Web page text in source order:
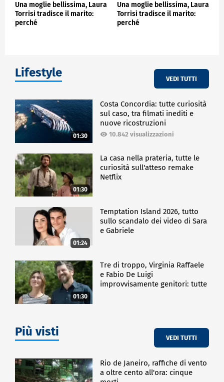
Una moglie bellissima, Laura
Torrisi tradisce il marito:
perché
Una moglie bellissima, Laura
Torrisi tradisce il marito:
perché
Lifestyle VEDI TUTTI
01:30
Costa Concordia: tutte curiosità
sul caso, tra filmati inediti e
nuove ricostruzioni
10.842 visualizzazioni
01:30
La casa nella prateria, tutte le
curiosità sull'atteso remake
Netflix
01:24
Temptation Island 2026, tutto
sullo scandalo dei video di Sara
e Gabriele
01:30
Tre di troppo, Virginia Raffaele
e Fabio De Luigi
improvvisamente genitori: tutte
Più visti VEDI TUTTI
Rio de Janeiro, raffiche di vento
a oltre cento all'ora: cinque